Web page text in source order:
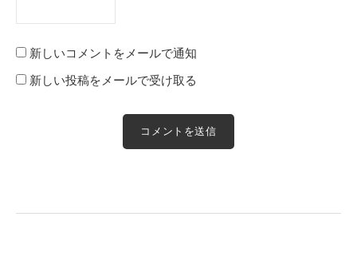
新しいコメントをメールで通知
新しい投稿をメールで受け取る